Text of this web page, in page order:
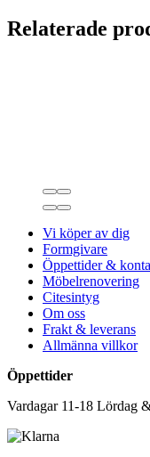
Relaterade
Vi köper av dig
Formgivare
Öppettider &
Möbelrenovering
Citesintyg
Om oss
Frakt & leverans
Allmänna villkor
Öppettider
Vardagar 11-18 Lördag